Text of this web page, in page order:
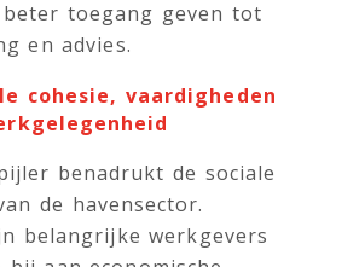
toegang geven tot
en advies.
cohesie, vaardigheden
benadrukt de sociale
de havensector.
belangrijke werkgevers